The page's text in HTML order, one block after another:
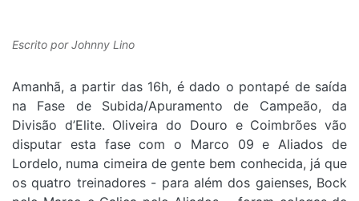
Escrito porJohnny Lino
Amanhã, a partir das 16h, é dado o pontapé de saída
na Fase de Subida/Apuramento de Campeão, da
Divisão d’Elite. Oliveira do Douro e Coimbrões vão
disputar esta fase com o Marco 09 e Aliados de
Lordelo, numa cimeira de gente bem conhecida, já que
os quatro treinadores - para além dos gaienses, Bock